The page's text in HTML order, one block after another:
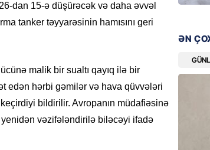
dan 15-ə düşürəcək və daha əvvəl
tanker təyyarəsinin hamısını geri
malik bir sualtı qayıq ilə bir
edən hərbi gəmilər və hava qüvvələri
bildirilir. Avropanın müdafiəsinə
yenidən vəzifələndirilə biləcəyi ifadə
Evdən
ƏN